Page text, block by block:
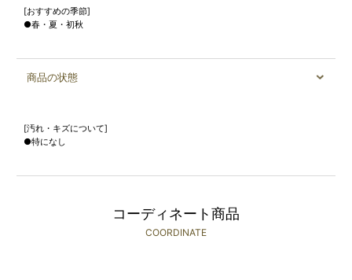
[おすすめの季節]
●春・夏・初秋
商品の状態
[汚れ・キズについて]
●特になし
コーディネート商品
COORDINATE